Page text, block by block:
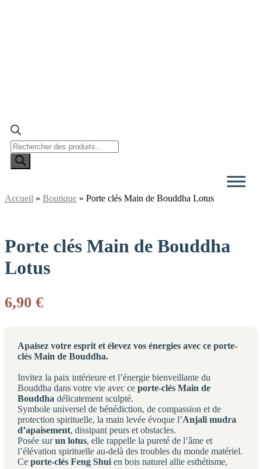
Recherche
de
Accueil » Boutique » Porte clés Main de Bouddha Lotus
Porte clés Main de Bouddha
Lotus
6,90 €
Apaisez votre esprit et élevez vos énergies avec ce porte-
clés Main de Bouddha.
Invitez la paix intérieure et l’énergie bienveillante du
Bouddha dans votre vie avec ceporte-clés Main de
Bouddha délicatement sculpté.
Symbole universel de bénédiction, de compassion et de
protection spirituelle, la main levée évoque l’Anjali mudra
d’apaisement, dissipant peurs et obstacles.
Posée surun lotus, elle rappelle la pureté de l’âme et
l’élévation spirituelle au-delà des troubles du monde matériel.
Ceporte-clés Feng Shui en bois naturel allie esthétisme,